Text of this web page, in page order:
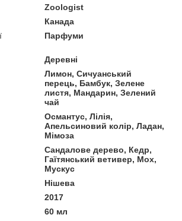
Zoologist
Канада
Парфуми
Деревні
Лимон, Сичуанський
перець, Бамбук, Зелене
листя, Мандарин, Зелений
чай
Османтус, Лілія,
Апельсиновий колір, Ладан,
Мімоза
Сандалове дерево, Кедр,
Гаїтянський ветивер, Мох,
Мускус
Нішева
2017
60 мл